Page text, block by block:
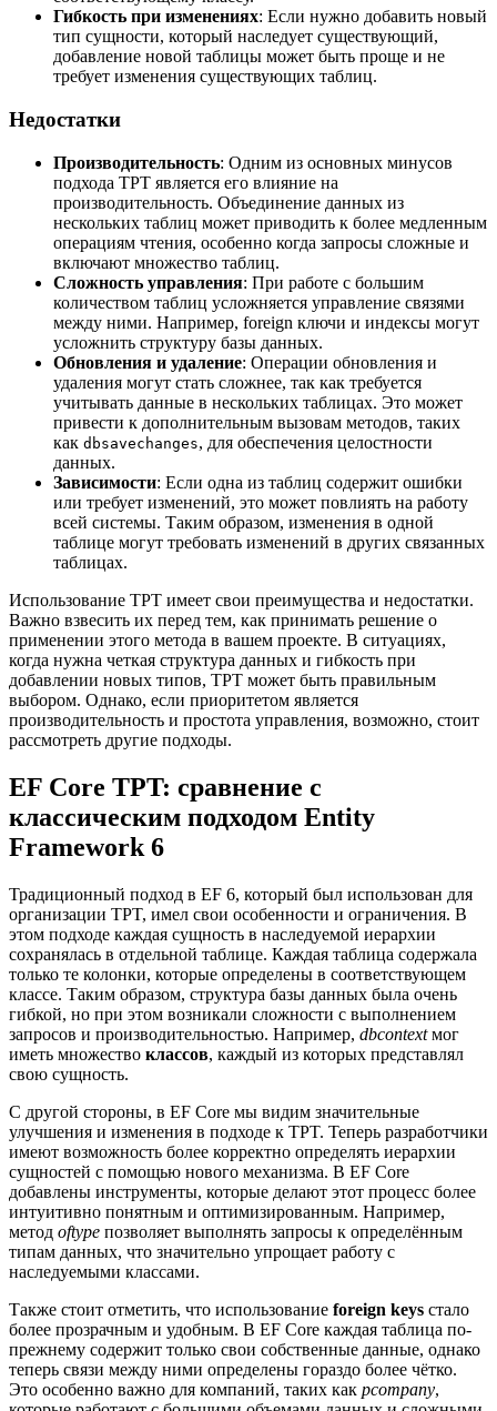
Гибкость при изменениях: Если нужно добавить новый
тип сущности, который наследует существующий,
добавление новой таблицы может быть проще и не
требует изменения существующих таблиц.
Недостатки
Производительность: Одним из основных минусов
подхода TPT является его влияние на
производительность. Объединение данных из
нескольких таблиц может приводить к более медленным
операциям чтения, особенно когда запросы сложные и
включают множество таблиц.
Сложность управления: При работе с большим
количеством таблиц усложняется управление связями
между ними. Например, foreign ключи и индексы могут
усложнить структуру базы данных.
Обновления и удаление: Операции обновления и
удаления могут стать сложнее, так как требуется
учитывать данные в нескольких таблицах. Это может
привести к дополнительным вызовам методов, таких
как dbsavechanges, для обеспечения целостности
данных.
Зависимости: Если одна из таблиц содержит ошибки
или требует изменений, это может повлиять на работу
всей системы. Таким образом, изменения в одной
таблице могут требовать изменений в других связанных
таблицах.
Использование TPT имеет свои преимущества и недостатки.
Важно взвесить их перед тем, как принимать решение о
применении этого метода в вашем проекте. В ситуациях,
когда нужна четкая структура данных и гибкость при
добавлении новых типов, TPT может быть правильным
выбором. Однако, если приоритетом является
производительность и простота управления, возможно, стоит
рассмотреть другие подходы.
EF Core TPT: сравнение с
классическим подходом Entity
Framework 6
Традиционный подход в EF 6, который был использован для
организации TPT, имел свои особенности и ограничения. В
этом подходе каждая сущность в наследуемой иерархии
сохранялась в отдельной таблице. Каждая таблица содержала
только те колонки, которые определены в соответствующем
классе. Таким образом, структура базы данных была очень
гибкой, но при этом возникали сложности с выполнением
запросов и производительностью. Например, dbcontextмог
иметь множество классов, каждый из которых представлял
свою сущность.
С другой стороны, в EF Core мы видим значительные
улучшения и изменения в подходе к TPT. Теперь разработчики
имеют возможность более корректно определять иерархии
сущностей с помощью нового механизма. В EF Core
добавлены инструменты, которые делают этот процесс более
интуитивно понятным и оптимизированным. Например,
метод oftype позволяет выполнять запросы к определённым
типам данных, что значительно упрощает работу с
наследуемыми классами.
Также стоит отметить, что использование foreign keys стало
более прозрачным и удобным. В EF Core каждая таблица по-
прежнему содержит только свои собственные данные, однако
теперь связи между ними определены гораздо более чётко.
Это особенно важно для компаний, таких как pcompany,